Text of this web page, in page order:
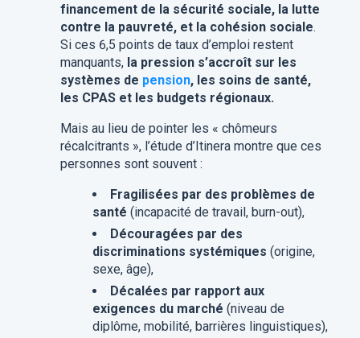
financement de la sécurité sociale, la lutte
contre la pauvreté, et la cohésion sociale.
Si ces 6,5 points de taux d’emploi restent
manquants, la pression s’accroît sur les
systèmes de pension, les soins de santé,
les CPAS et les budgets régionaux.
Mais au lieu de pointer les « chômeurs
récalcitrants », l’étude d’Itinera montre que ces
personnes sont souvent :
Fragilisées par des problèmes de
santé (incapacité de travail, burn-out),
Découragées par des
discriminations systémiques (origine,
sexe, âge),
Décalées par rapport aux
exigences du marché (niveau de
diplôme, mobilité, barrières linguistiques),